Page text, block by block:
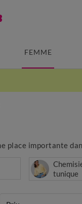
FEMME
place importante
tunique